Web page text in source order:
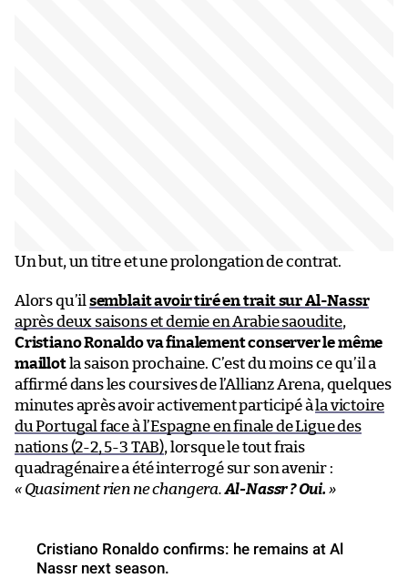
Un but, un titre et une prolongation de contrat.
Alors qu’il semblait avoir tiré en trait sur Al-Nassr
après deux saisons et demie en Arabie saoudite,
Cristiano Ronaldo va finalement conserver le même
maillotla saison prochaine. C’est du moins ce qu’il a
affirmé dans les coursives de l’Allianz Arena, quelques
minutes après avoir activement participé à la victoire
du Portugal face à l’Espagne en finale de Ligue des
nations (2-2, 5-3 TAB), lorsque le tout frais
quadragénaire a été interrogé sur son avenir :
« Quasiment rien ne changera.Al-Nassr ? Oui. »
Cristiano Ronaldo confirms: he remains at Al
Nassr next season.